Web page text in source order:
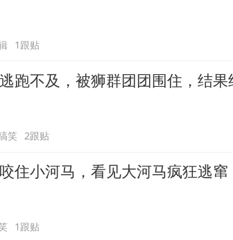
1跟贴
跑不及，被狮群团团围住，结果
笑 2跟贴
住小河马，看见大河马疯狂逃
1跟贴